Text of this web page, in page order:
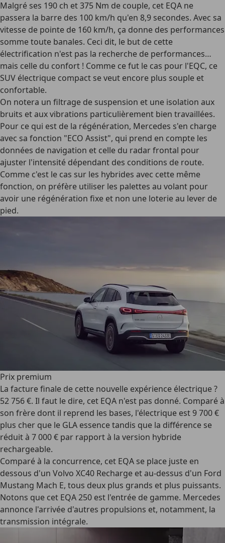
Malgré ses 190 ch et 375 Nm de couple, cet EQA ne
passera la barre des 100 km/h qu'en 8,9 secondes. Avec sa
vitesse de pointe de 160 km/h, ça donne des performances
somme toute banales. Ceci dit, le but de cette
électrification n'est pas la recherche de performances…
mais celle du confort ! Comme ce fut le cas pour l'EQC, ce
SUV électrique compact se veut encore plus souple et
confortable.
On notera un filtrage de suspension et une isolation aux
bruits et aux vibrations particulièrement bien travaillées.
Pour ce qui est de la régénération, Mercedes s'en charge
avec sa fonction "ECO Assist", qui prend en compte les
données de navigation et celle du radar frontal pour
ajuster l'intensité dépendant des conditions de route.
Comme c'est le cas sur les hybrides avec cette même
fonction, on préfère utiliser les palettes au volant pour
avoir une régénération fixe et non une loterie au lever de
pied.
Prix premium
La facture finale de cette nouvelle expérience électrique ?
52 756 €. Il faut le dire, cet EQA n'est pas donné. Comparé à
son frère dont il reprend les bases, l'électrique est 9 700 €
plus cher que le GLA essence tandis que la différence se
réduit à 7 000 € par rapport à la version hybride
rechargeable.
Comparé à la concurrence, cet EQA se place juste en
dessous d'un Volvo XC40 Recharge et au-dessus d'un Ford
Mustang Mach E, tous deux plus grands et plus puissants.
Notons que cet EQA 250 est l'entrée de gamme. Mercedes
annonce l'arrivée d'autres propulsions et, notamment, la
transmission intégrale.